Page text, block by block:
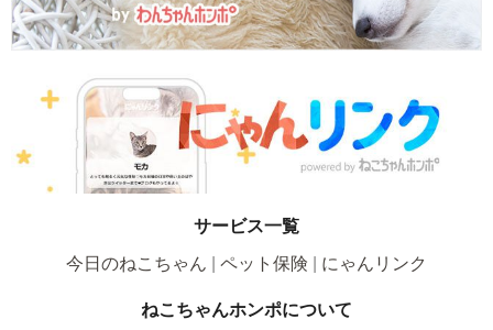
サービス一覧
今日のねこちゃん
ペット保険 にゃんリンク
ねこちゃんホンポについて